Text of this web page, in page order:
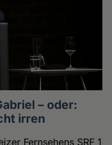
– oder:
irren
Fernsehens SRF 1